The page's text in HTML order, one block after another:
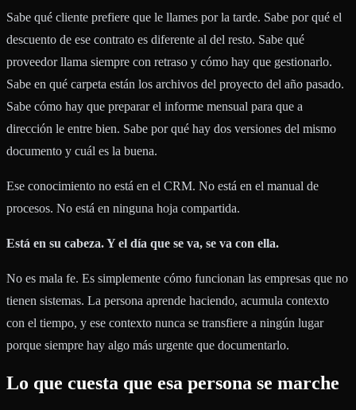
Sabe qué cliente prefiere que le llames por la tarde. Sabe por qué el
descuento de ese contrato es diferente al del resto. Sabe qué
proveedor llama siempre con retraso y cómo hay que gestionarlo.
Sabe en qué carpeta están los archivos del proyecto del año pasado.
Sabe cómo hay que preparar el informe mensual para que a
dirección le entre bien. Sabe por qué hay dos versiones del mismo
documento y cuál es la buena.
Ese conocimiento no está en el CRM. No está en el manual de
procesos. No está en ninguna hoja compartida.
Está en su cabeza. Y el día que se va, se va con ella.
No es mala fe. Es simplemente cómo funcionan las empresas que no
tienen sistemas. La persona aprende haciendo, acumula contexto
con el tiempo, y ese contexto nunca se transfiere a ningún lugar
porque siempre hay algo más urgente que documentarlo.
Lo que cuesta que esa persona se marche